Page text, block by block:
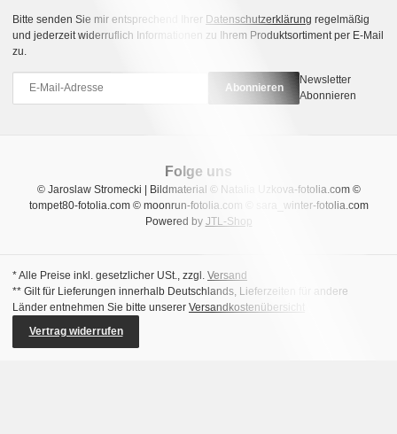
Bitte senden Sie mir entsprechend Ihrer Datenschutzerklärung regelmäßig
und jederzeit widerruflich Informationen zu Ihrem Produktsortiment per E-Mail
zu.
Abonnieren
Newsletter
Abonnieren
© Jaroslaw Stromecki | Bildmaterial © Natalia Uzkova-fotolia.com ©
tompet80-fotolia.com © moonrun-fotolia.com © sara_winter-fotolia.com
Powered by JTL-Shop
Folge uns
* Alle Preise inkl. gesetzlicher USt., zzgl. Versand
** Gilt für Lieferungen innerhalb Deutschlands, Lieferzeiten für andere
Länder entnehmen Sie bitte unserer Versandkostenübersicht
Vertrag widerrufen